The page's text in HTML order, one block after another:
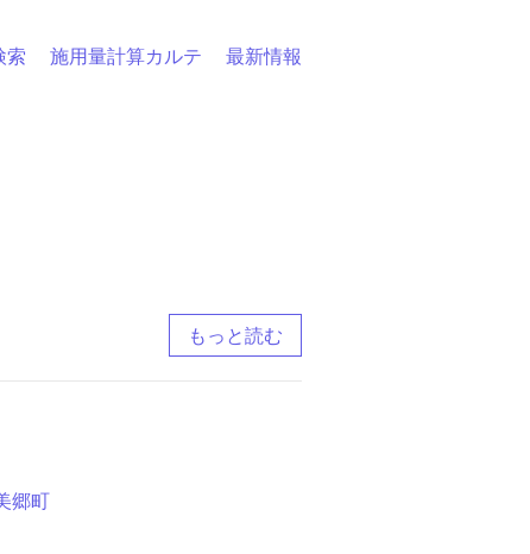
索 施用量計算カルテ 最新情報
もっと読む
郷町